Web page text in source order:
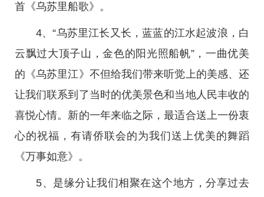
首《乌苏里船歌》。
4、“乌苏里江长又长，蓝蓝的江水起波浪，白
云飘过大顶子山，金色的阳光照船帆”，一曲优美
的《乌苏里江》不但给我们带来听觉上的美感、还
让我们联系到了当时的优美景色和当地人民丰收的
喜悦心情。新的一年来临之际，最适合送上一份衷
心的祝福，有请侨联会的为我们送上优美的舞蹈
《万事如意》。
5、是缘分让我们相聚在这个地方，分享过去